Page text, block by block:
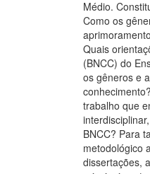
Médio.
Como os
Quais
(BNCC) do
os gêneros e
trabalho que
BNCC? Para
metodológico
dissertações,